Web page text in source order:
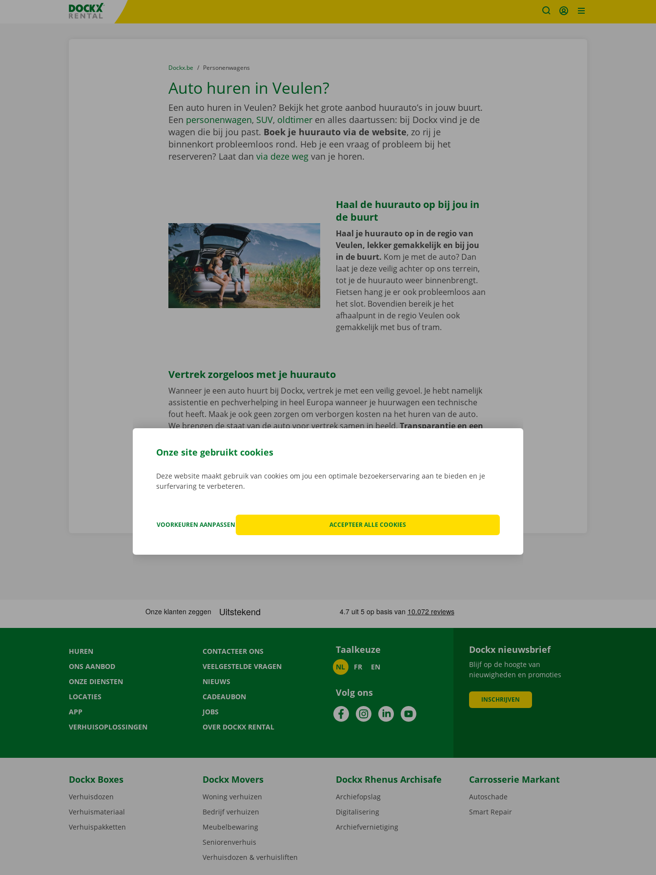
Taalselectie overslaanFratello DEMO
U bevindt zich hier:
van
Dockx.be naar
Personenwagens
Auto huren in Veulen?
Een auto huren in Veulen? Bekijk het grote aanbod huurauto’s in jouw buurt.
Een personenwagen, SUV, oldtimeren alles daartussen: bij Dockx vind je de
wagen die bij jou past. Boek je huurauto via de website, zo rij je
binnenkort probleemloos rond. Heb je een vraag of probleem bij het
reserveren? Laat dan via deze wegvan je horen.
Haal de huurauto op bij jou in
de buurt
Haal je huurauto op in de regio van
Veulen, lekker gemakkelijk en bij jou
in de buurt. Kom je met de auto? Dan
laat je deze veilig achter op ons terrein,
tot je de huurauto weer binnenbrengt.
Fietsen hang je er ook probleemloos aan
het slot. Bovendien bereik je het
afhaalpunt in de regio Veulen ook
gemakkelijk met bus of tram.
Vertrek zorgeloos met je huurauto
Wanneer je een auto huurt bij Dockx, vertrek je met een veilig gevoel. Je hebt namelijk
assistentie en pechverhelping in heel Europa wanneer je huurwagen een technische
fout heeft. Maak je ook geen zorgen om verborgen kosten na het huren van de auto.
We brengen de staat van de auto voor vertrek samen in beeld.Transparantie en een
HUREN
ONS AANBOD
ONZE DIENSTEN
LOCATIES
APP
VERHUISOPLOSSINGEN
CONTACTEER ONS
VEELGESTELDE VRAGEN
NIEUWS
CADEAUBON
JOBS
OVER DOCKX RENTAL
Taalkeuze
NL FR EN
Volg ons
FacebookInstagramLinkedInYouTube
Dockx nieuwsbrief
Blijf op de hoogte van
nieuwigheden en promoties
INSCHRIJVEN
Dockx Boxes
Verhuisdozen
Verhuismateriaal
Verhuispakketten
Dockx Movers
Woning verhuizen
Bedrijf verhuizen
Meubelbewaring
Seniorenverhuis
Verhuisdozen & verhuisliften
Dockx Rhenus Archisafe
Archiefopslag
Digitalisering
Archiefvernietiging
Carrosserie Markant
Autoschade
Smart Repair
Onze site gebruikt cookies
Deze website maakt gebruik van cookies om jou een optimale bezoekerservaring aan te bieden en je
surfervaring te verbeteren.
VOORKEUREN AANPASSEN ACCEPTEER ALLE COOKIES